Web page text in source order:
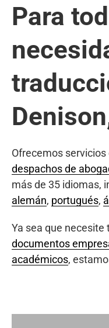
Para
Ofrecemos
despachos de
más de 35 idiomas,
alemán, portugués,
Ya sea que necesite
documentos
académicos,